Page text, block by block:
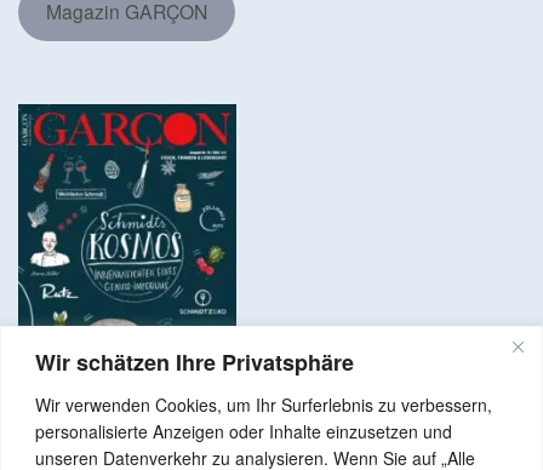
Wir schätzen Ihre Privatsphäre
Wir verwenden Cookies, um Ihr Surferlebnis zu verbessern,
personalisierte Anzeigen oder Inhalte einzusetzen und
unseren Datenverkehr zu analysieren. Wenn Sie auf „Alle
Magazin GARÇON